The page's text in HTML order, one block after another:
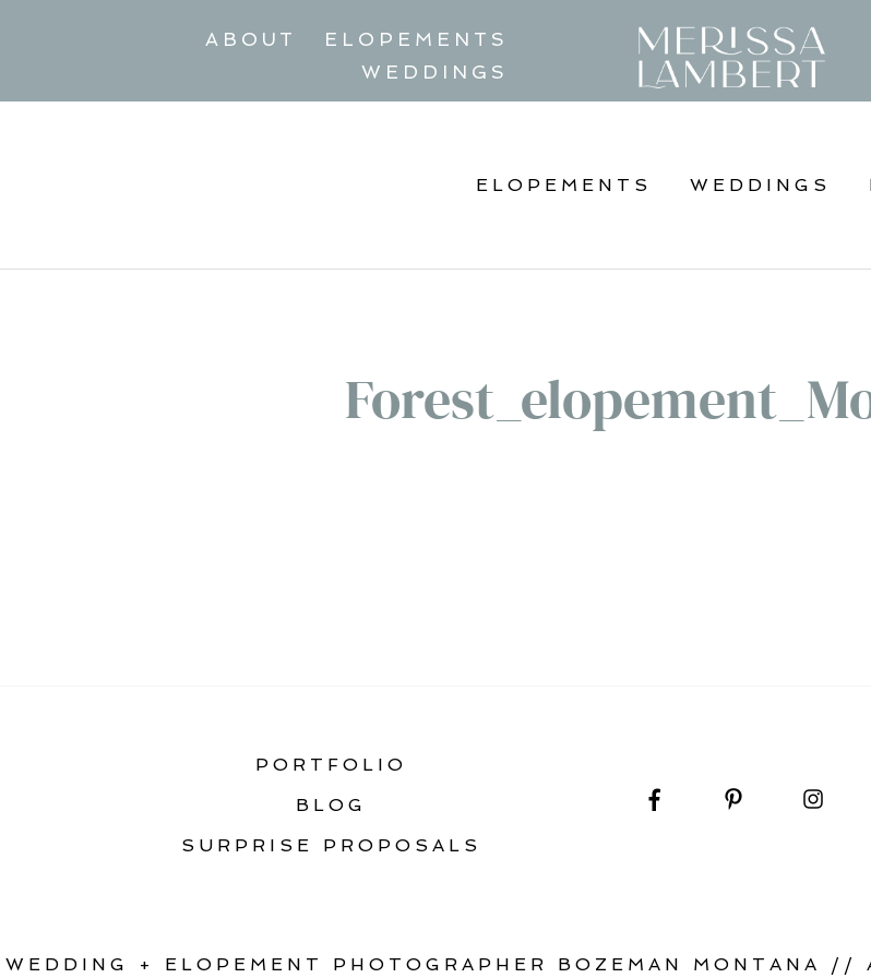
ABOUT
ELOPEMENTS
WEDDINGS
ELOPEMENTS WEDDINGS
PORTFOLIO
BLOG
SURPRISE PROPOSALS
WEDDING + ELOPEMENT PHOTOGRAPHER BOZEMAN MONTANA